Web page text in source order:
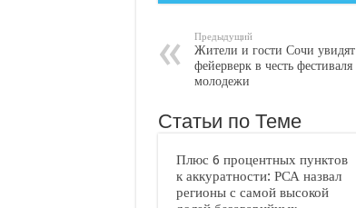
Предыдущий
Жители и гости Сочи увидят
фейерверк в честь фестиваля
молодежи
Статьи по Теме
Плюс 6 процентных пунктов
к аккуратности: РСА назвал
регионы с самой высокой